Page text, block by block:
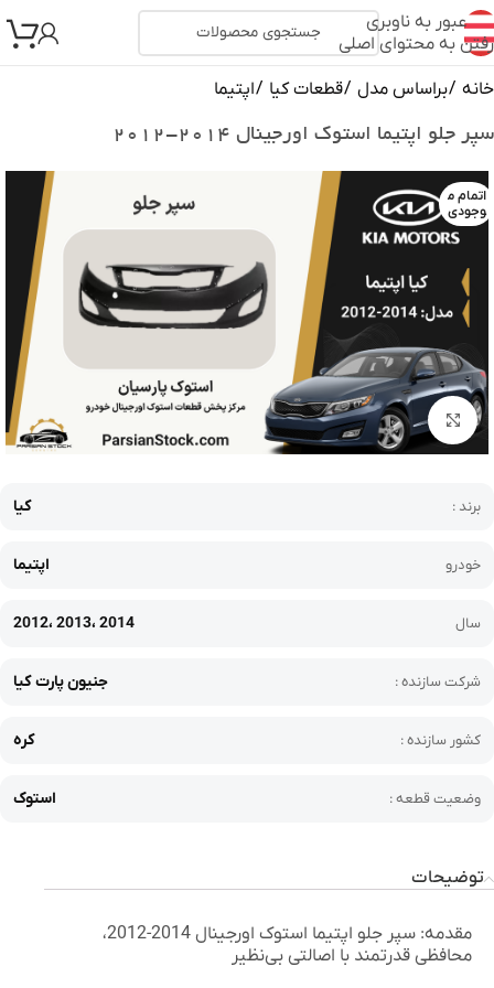
عبور به ناوبری
رفتن به محتوای اصلی
خانه /براساس مدل /قطعات کیا /اپتیما
سپر جلو اپتیما استوک اورجینال ۲۰۱۴-۲۰۱۲
اتمام م
وجودی
بزرگنمایی تصویر
برند : کیا
خودرو اپتیما
سال 2012، 2013، 2014
شرکت سازنده : جنیون پارت کیا
کشور سازنده : کره
وضعیت قطعه : استوک
توضیحات
مقدمه: سپر جلو اپتیما استوک اورجینال 2014-2012،
محافظی قدرتمند با اصالتی بی‌نظیر